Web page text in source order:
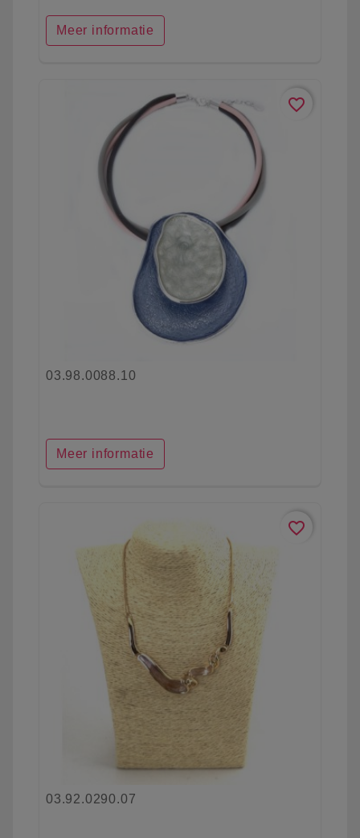
Meer informatie
favorite_border
03.98.0088.10
Meer informatie
favorite_border
03.92.0290.07